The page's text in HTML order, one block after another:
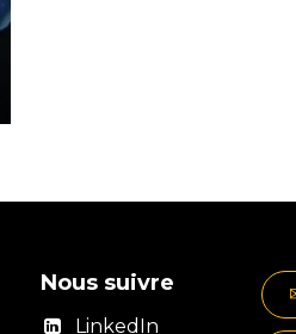
Nous suivre
LinkedIn